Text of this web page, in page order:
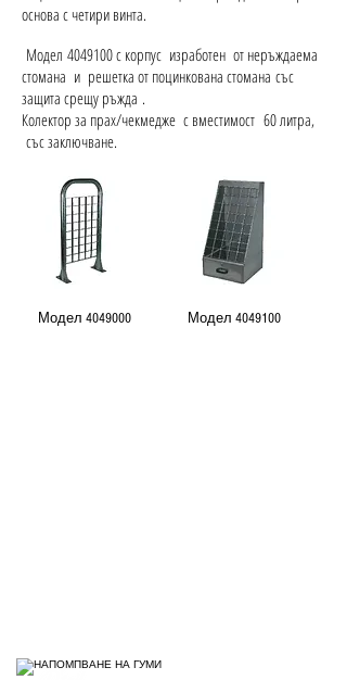
основа с четири винта.
Модел 4049100с корпус изработен от неръждаема
стомана и решетка от поцинкована стомана със
защита срещу ръжда .
Колектор за прах/чекмедже с вместимост 60 литра,
със заключване.
Модел 4049000 Модел 4049100